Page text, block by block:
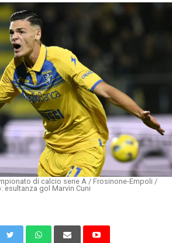
di calcio serie A / Frosinone-Empoli /
gol Marvin Cuni